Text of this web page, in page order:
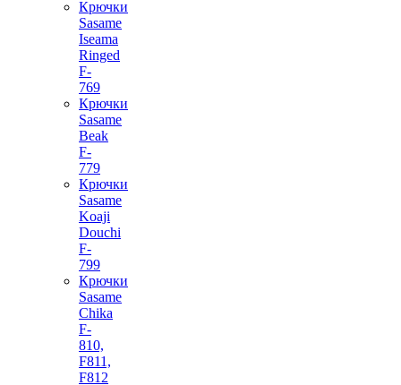
Крючки
Sasame
Iseama
Ringed
F-
769
Крючки
Sasame
Beak
F-
779
Крючки
Sasame
Koaji
Douchi
F-
799
Крючки
Sasame
Chika
F-
810,
F811,
F812